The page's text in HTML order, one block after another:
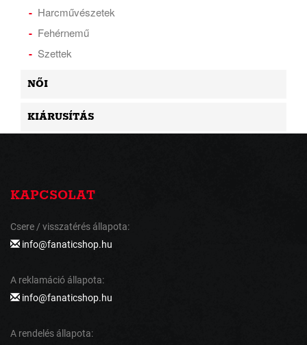
Harcművészetek
Fehérnemű
Szettek
NŐI
KIÁRUSÍTÁS
KAPCSOLAT
Csere / visszatérés állapota:
info@fanaticshop.hu
A reklamáció állapota:
info@fanaticshop.hu
A rendelés állapota: